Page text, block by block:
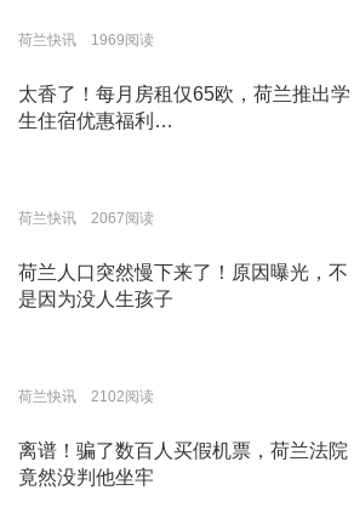
荷兰快讯 1969阅读
太香了！每月房租仅65欧，荷兰推出学
生住宿优惠福利…
荷兰快讯 2067阅读
荷兰人口突然慢下来了！原因曝光，不
是因为没人生孩子
荷兰快讯 2102阅读
离谱！骗了数百人买假机票，荷兰法院
竟然没判他坐牢